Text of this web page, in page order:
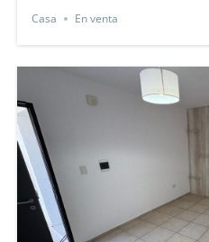
Casa En venta